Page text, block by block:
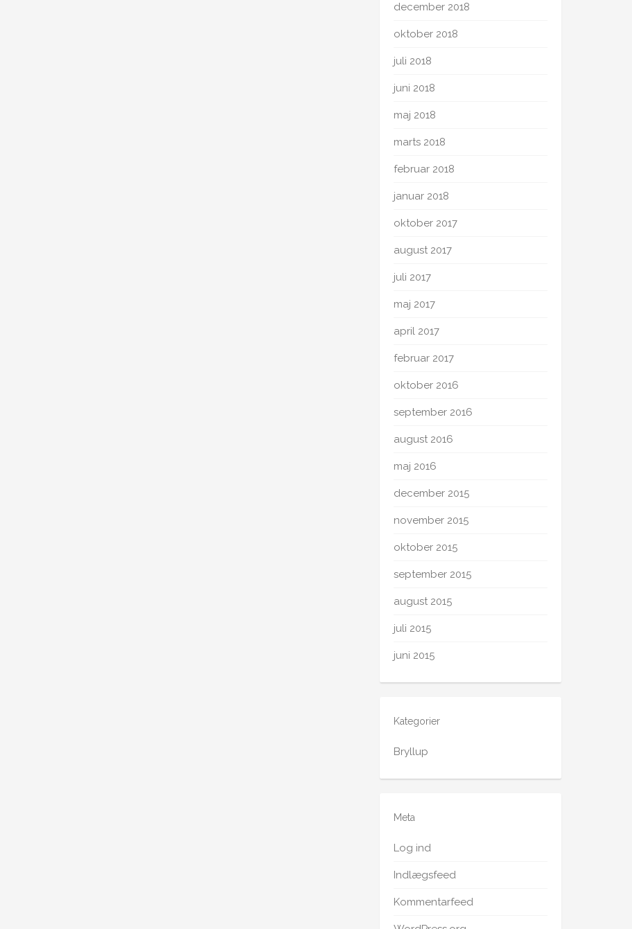
december 2018
oktober 2018
juli 2018
juni 2018
maj 2018
marts 2018
februar 2018
januar 2018
oktober 2017
august 2017
juli 2017
maj 2017
april 2017
februar 2017
oktober 2016
september 2016
august 2016
maj 2016
december 2015
november 2015
oktober 2015
september 2015
august 2015
juli 2015
juni 2015
Kategorier
Bryllup
Meta
Log ind
Indlægsfeed
Kommentarfeed